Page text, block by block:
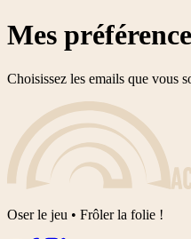
Mes
Choisissez les emails que vous
Oser le jeu • Frôler la folie !